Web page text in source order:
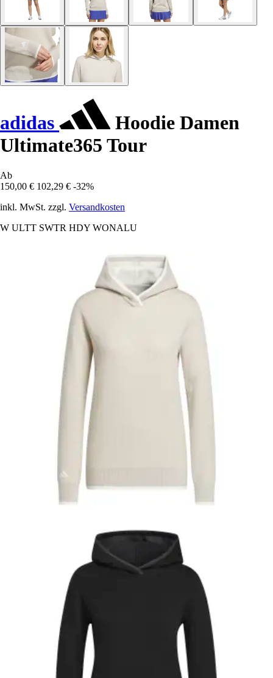
adidas
Hoodie Damen
Ultimate365 Tour
Ab
150,00 € 102,29 € -32%
inkl. MwSt. zzgl. Versandkosten
W ULTT SWTR HDY WONALU